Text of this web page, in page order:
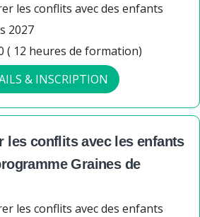
les conflits avec des enfants
2027
( 12 heures de formation)
& INSCRIPTION
les conflits avec les enfants
Graines de
les conflits avec des enfants